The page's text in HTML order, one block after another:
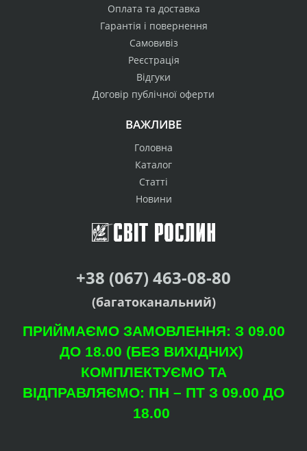
Оплата та доставка
Гарантія і повернення
Самовивіз
Реєстрація
Відгуки
Договір публічної оферти
ВАЖЛИВЕ
Головна
Каталог
Статті
Новини
+38 (067) 463-08-80
(багатоканальний)
ПРИЙМАЄМО ЗАМОВЛЕННЯ: З 09.00
ДО 18.00 (БЕЗ ВИХІДНИХ)
КОМПЛЕКТУЄМО ТА
ВІДПРАВЛЯЄМО: ПН – ПТ З 09.00 ДО
18.00